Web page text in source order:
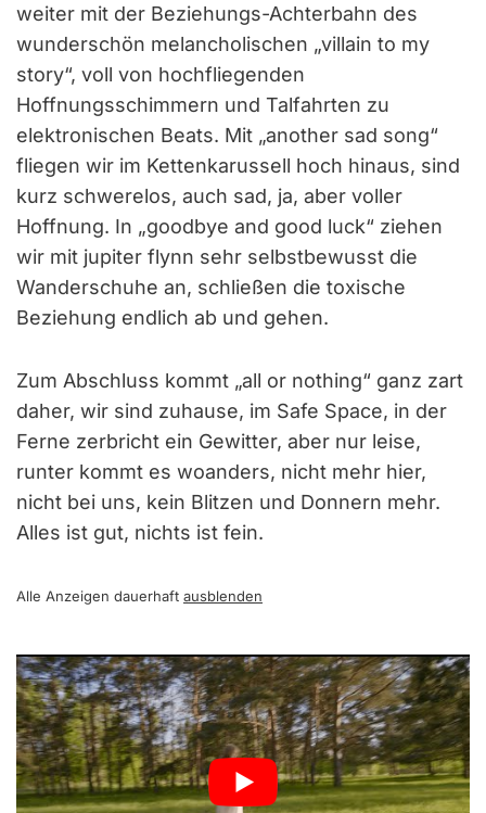
weiter mit der Beziehungs-Achterbahn des
wunderschön melancholischen „villain to my
story“, voll von hochfliegenden
Hoffnungsschimmern und Talfahrten zu
elektronischen Beats. Mit „another sad song“
fliegen wir im Kettenkarussell hoch hinaus, sind
kurz schwerelos, auch sad, ja, aber voller
Hoffnung. In „goodbye and good luck“ ziehen
wir mit jupiter flynn sehr selbstbewusst die
Wanderschuhe an, schließen die toxische
Beziehung endlich ab und gehen.
Zum Abschluss kommt „all or nothing“ ganz zart
daher, wir sind zuhause, im Safe Space, in der
Ferne zerbricht ein Gewitter, aber nur leise,
runter kommt es woanders, nicht mehr hier,
nicht bei uns, kein Blitzen und Donnern mehr.
Alles ist gut, nichts ist fein.
Alle Anzeigen dauerhaft ausblenden